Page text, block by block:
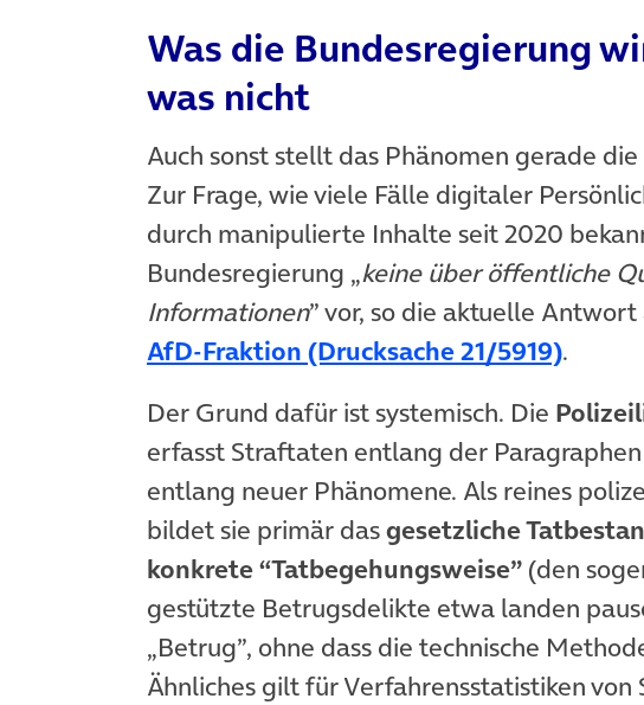
Was die Bundesregierung
was nicht
Auch sonst stellt das Phänomen gerade
Zur Frage, wie viele Fälle digitaler
durch manipulierte Inhalte seit 2020
Bundesregierung „keine über öffentliche
Informationen” vor, so die aktuelle Antwort
AfD-Fraktion (Drucksache 21/5919)(öffnet
.
Der Grund dafür ist systemisch. Die
erfasst Straftaten entlang der
entlang neuer Phänomene. Als reines
bildet sie primär dasgesetzliche
konkrete “Tatbegehungsweise” (den
gestützte Betrugsdelikte etwa landen
„Betrug”, ohne dass die technische
Ähnliches gilt für Verfahrensstatistiken